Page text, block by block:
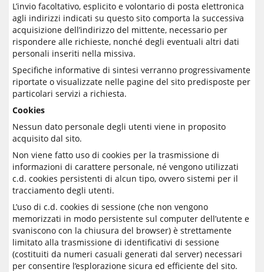
L’invio facoltativo, esplicito e volontario di posta elettronica
agli indirizzi indicati su questo sito comporta la successiva
acquisizione dell’indirizzo del mittente, necessario per
rispondere alle richieste, nonché degli eventuali altri dati
personali inseriti nella missiva.
Specifiche informative di sintesi verranno progressivamente
riportate o visualizzate nelle pagine del sito predisposte per
particolari servizi a richiesta.
Cookies
Nessun dato personale degli utenti viene in proposito
acquisito dal sito.
Non viene fatto uso di cookies per la trasmissione di
informazioni di carattere personale, né vengono utilizzati
c.d. cookies persistenti di alcun tipo, ovvero sistemi per il
tracciamento degli utenti.
L’uso di c.d. cookies di sessione (che non vengono
memorizzati in modo persistente sul computer dell’utente e
svaniscono con la chiusura del browser) è strettamente
limitato alla trasmissione di identificativi di sessione
(costituiti da numeri casuali generati dal server) necessari
per consentire l’esplorazione sicura ed efficiente del sito.